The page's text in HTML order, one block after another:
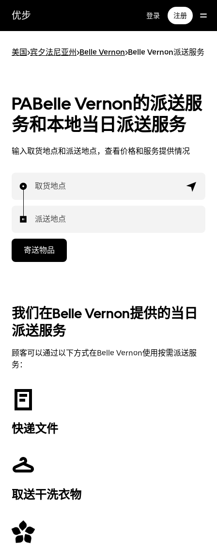
优步 登录 注册
美国>宾夕法尼亚州>Belle Vernon>Belle Vernon派送服务
PABelle Vernon的派送服
务和本地当日派送服务
输入取货地点和派送地点，查看价格和服务提供情况
取货地点
派送地点
寄送物品
我们在Belle Vernon提供的当日
派送服务
顾客可以通过以下方式在Belle Vernon使用按需派送服
务：
快递文件
取送干洗衣物